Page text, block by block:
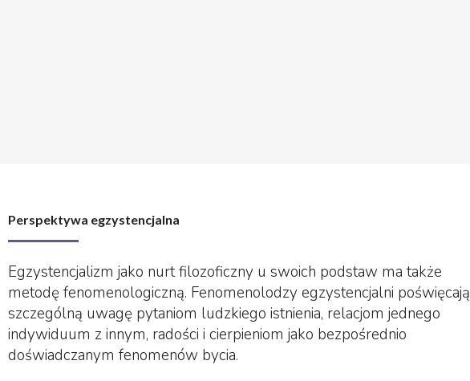
Perspektywa egzystencjalna
Egzystencjalizm jako nurt filozoficzny u swoich podstaw ma także
metodę fenomenologiczną. Fenomenolodzy egzystencjalni poświęcają
szczególną uwagę pytaniom ludzkiego istnienia, relacjom jednego
indywiduum z innym, radości i cierpieniom jako bezpośrednio
doświadczanym fenomenów bycia.